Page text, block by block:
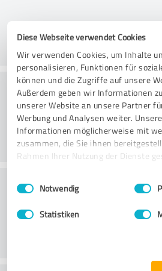
Diese Webseite verwendet Cookies
Wir verwenden Cookies, um Inhalte
personalisieren, Funktionen für
können und die Zugriffe auf unsere
Außerdem geben wir Informationen
unserer Website an unsere Partner
Werbung und Analysen weiter.
Informationen möglicherweise mit
zusammen, die Sie ihnen
Rahmen Ihrer Nutzung der Dienste
Impressum
Einwilligungsauswahl
Notwendig
Statistiken